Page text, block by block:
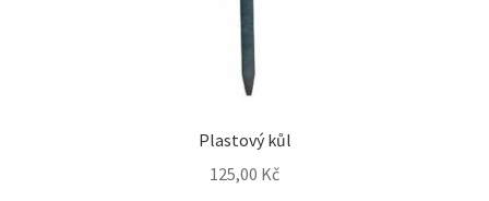
Plastový kůl
125,00 Kč